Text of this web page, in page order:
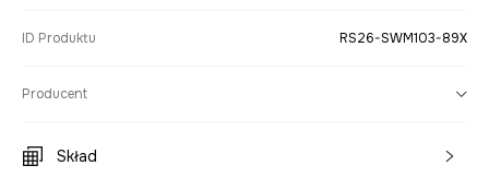
ID Produktu RS26-SWM103-89X
Producent
Skład